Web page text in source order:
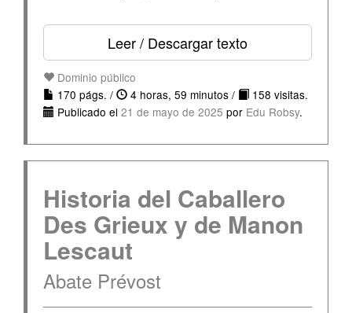
Leer / Descargar texto
Dominio público
170 págs. /
4 horas, 59 minutos /
158 visitas.
Publicado el 21 de mayo de 2025 por Edu Robsy.
Historia del Caballero
Des Grieux y de Manon
Lescaut
Abate Prévost